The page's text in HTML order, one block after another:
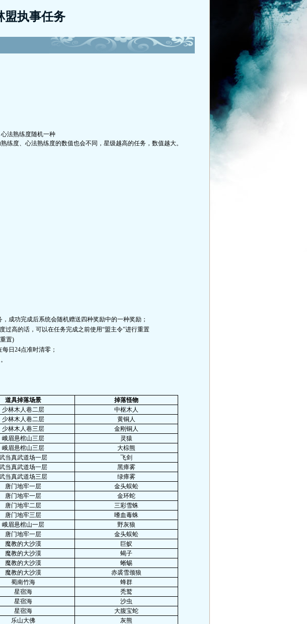
盟执事任务
法熟练度随机一种
练度、心法熟练度的数值也会不同，星级越高的任务，数值越大。
，成功完成后系统会随机赠送四种奖励中的一种奖励；
过高的话，可以在任务完成之前使用“盟主令”进行重置
置)
每日 24点准时清零；
道具掉落场景
掉落怪物
少林木人巷二层
中枢木人
少林木人巷二层
黄铜人
少林木人巷三层
金刚铜人
峨眉悬棺山三层
灵猿
峨眉悬棺山三层
大棕熊
当真武道场一层
飞剑
当真武道场一层
黑瘴雾
当真武道场三层
绿瘴雾
唐门地牢一层
金头蜈蚣
唐门地牢一层
金环蛇
唐门地牢二层
三彩雪蛛
唐门地牢三层
嗜血毒蛛
峨眉悬棺山一层
野灰狼
唐门地牢一层
金头蜈蚣
魔教的大沙漠
巨蚁
魔教的大沙漠
蝎子
魔教的大沙漠
蜥蜴
魔教的大沙漠
赤裘雪颈狼
蜀南竹海
蜂群
星宿海
秃鹫
星宿海
沙虫
星宿海
大腹宝蛇
乐山大佛 灰熊